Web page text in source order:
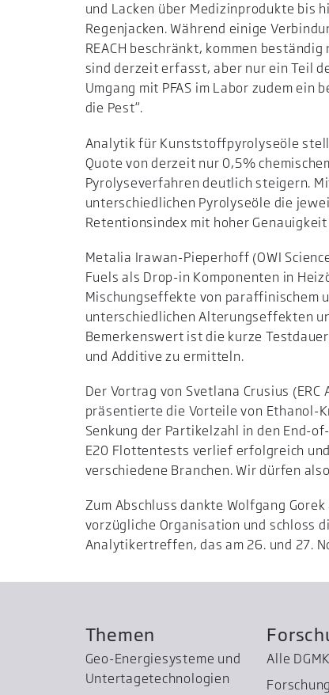
und Lacken über Medizinprodukte bis
Regenjacken. Während einige
REACH beschränkt, kommen
sind derzeit erfasst, aber nur ein Teil
Umgang mit PFAS im Labor zudem ein
die Pest“.
Analytik für Kunststoffpyrolyseöle
Quote von derzeit nur 0,5%
Pyrolyseverfahren deutlich steigern.
unterschiedlichen Pyrolyseöle die
Retentionsindex mit hoher
Metalia Irawan-Pieperhoff (OWI
Fuels als Drop-in Komponenten in
Mischungseffekte von paraffinischem
unterschiedlichen Alterungseffekten
Bemerkenswert ist die kurze
und Additive zu ermitteln.
Der Vortrag von Svetlana Crusius
präsentierte die Vorteile von Ethanol-
Senkung der Partikelzahl in den End-
E20 Flottentests verlief erfolgreich
verschiedene Branchen. Wir dürfen
Zum Abschluss dankte Wolfgang
vorzügliche Organisation und schloss
Analytikertreffen, das am 26. und 27.
Themen
Geo-Energiesysteme und
Untertage­technologien
Alle